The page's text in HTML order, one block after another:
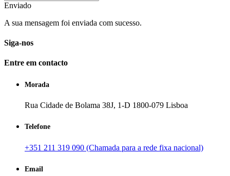
Enviado
A sua mensagem foi enviada com sucesso.
Siga-nos
Entre em contacto
Morada
Rua Cidade de Bolama 38J, 1-D 1800-079 Lisboa
Telefone
+351 211 319 090 (Chamada para a rede fixa nacional)
Email